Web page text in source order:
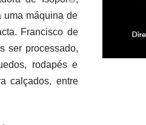
uma máquina de
Francisco de
ser processado,
rodapés e
calçados, entre